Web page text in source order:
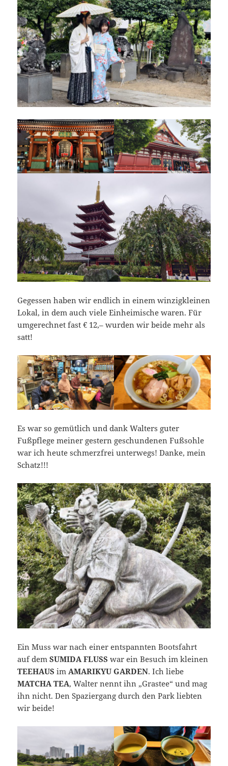
Gegessen haben wir endlich in einem winzigkleinen
Lokal, in dem auch viele Einheimische waren. Für
umgerechnet fast € 12,– wurden wir beide mehr als
satt!
Es war so gemütlich und dank Walters guter
Fußpflege meiner gestern geschundenen Fußsohle
war ich heute schmerzfrei unterwegs! Danke, mein
Schatz!!!
Ein Muss war nach einer entspannten Bootsfahrt
auf demSUMIDA FLUSS war ein Besuch im kleinen
TEEHAUSimAMARIKYU GARDEN. Ich liebe
MATCHA TEA, Walter nennt ihn „Grastee“ und mag
ihn nicht. Den Spaziergang durch den Park liebten
wir beide!